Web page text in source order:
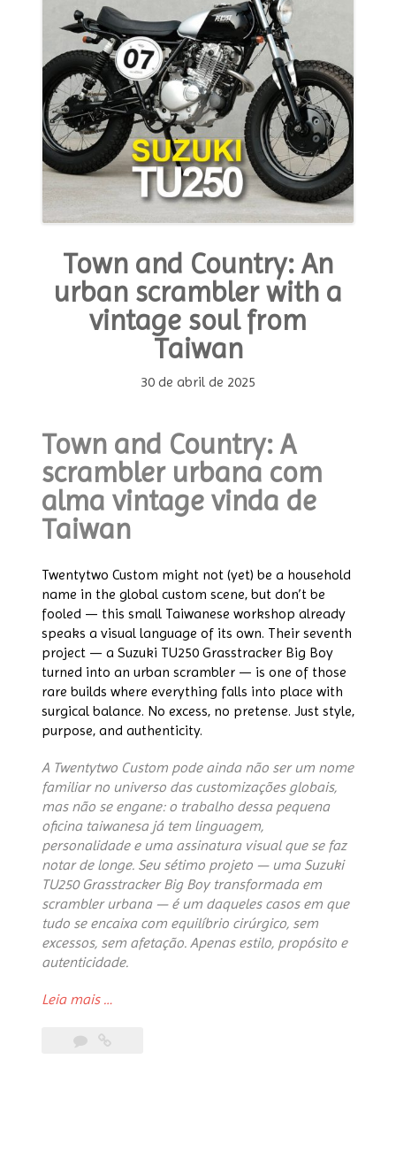
Town and Country: An
urban scrambler with a
vintage soul from
Taiwan
30 de abril de 2025
Town and Country: A
scrambler urbana com
alma vintage vinda de
Taiwan
Twentytwo Custom might not (yet) be a household
name in the global custom scene, but don’t be
fooled — this small Taiwanese workshop already
speaks a visual language of its own. Their seventh
project — a Suzuki TU250 Grasstracker Big Boy
turned into an urban scrambler — is one of those
rare builds where everything falls into place with
surgical balance. No excess, no pretense. Just style,
purpose, and authenticity.
A Twentytwo Custom pode ainda não ser um nome
familiar no universo das customizações globais,
mas não se engane: o trabalho dessa pequena
oficina taiwanesa já tem linguagem,
personalidade e uma assinatura visual que se faz
notar de longe. Seu sétimo projeto — uma Suzuki
TU250 Grasstracker Big Boy transformada em
scrambler urbana — é um daqueles casos em que
tudo se encaixa com equilíbrio cirúrgico, sem
excessos, sem afetação. Apenas estilo, propósito e
autenticidade.
Leia mais
Country:
…